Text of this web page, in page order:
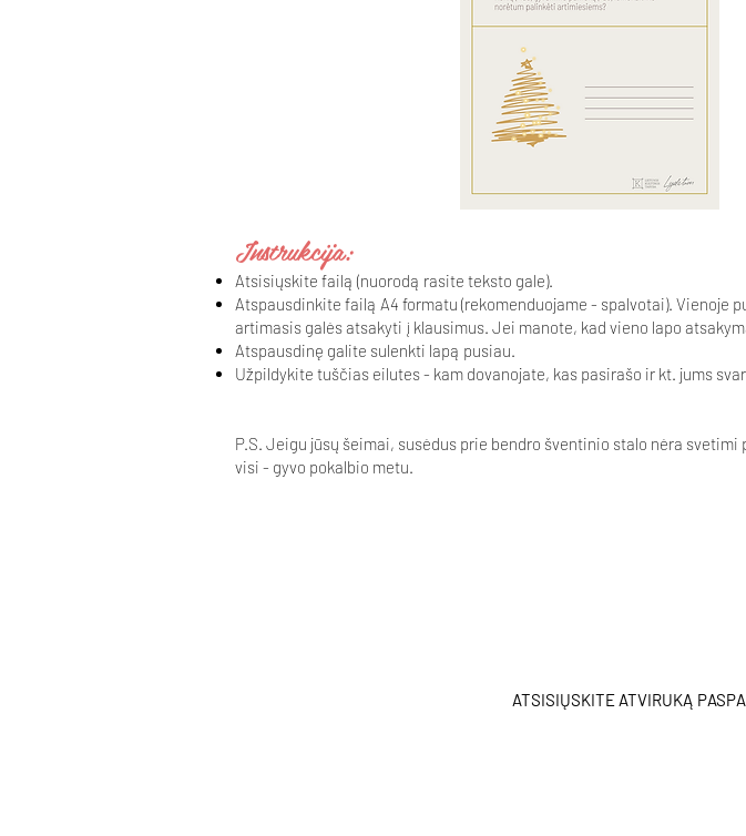
Instrukcija:
Atsisiųskite failą (nuorodą rasite teksto gale).
Atspausdinkite failą A4 formatu (rekomenduojame - spalvotai).
artimasis galės atsakyti į klausimus. Jei manote, kad vieno lapo
Atspausdinę galite sulenkti lapą pusiau.
Užpildykite tuščias eilutes - kam dovanojate, kas pasirašo ir kt. jums
P.S. Jeigu jūsų šeimai, susėdus prie bendro šventinio stalo nėra
visi - gyvo pokalbio metu.
ATSISIŲSKITE ATVIRUKĄ